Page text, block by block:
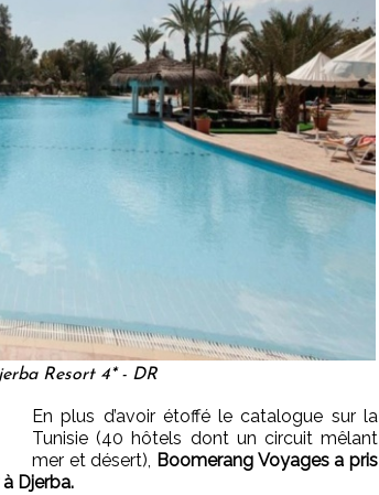
Resort 4* - DR
En plus d’avoir étoffé le catalogue sur la
Tunisie (40 hôtels dont un circuit mêlant
mer et désert), Boomerang Voyages a pris
Djerba.